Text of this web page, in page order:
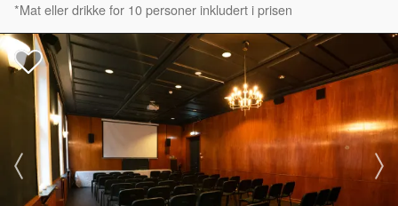
*Mat eller drikke for 10 personer inkludert i prisen